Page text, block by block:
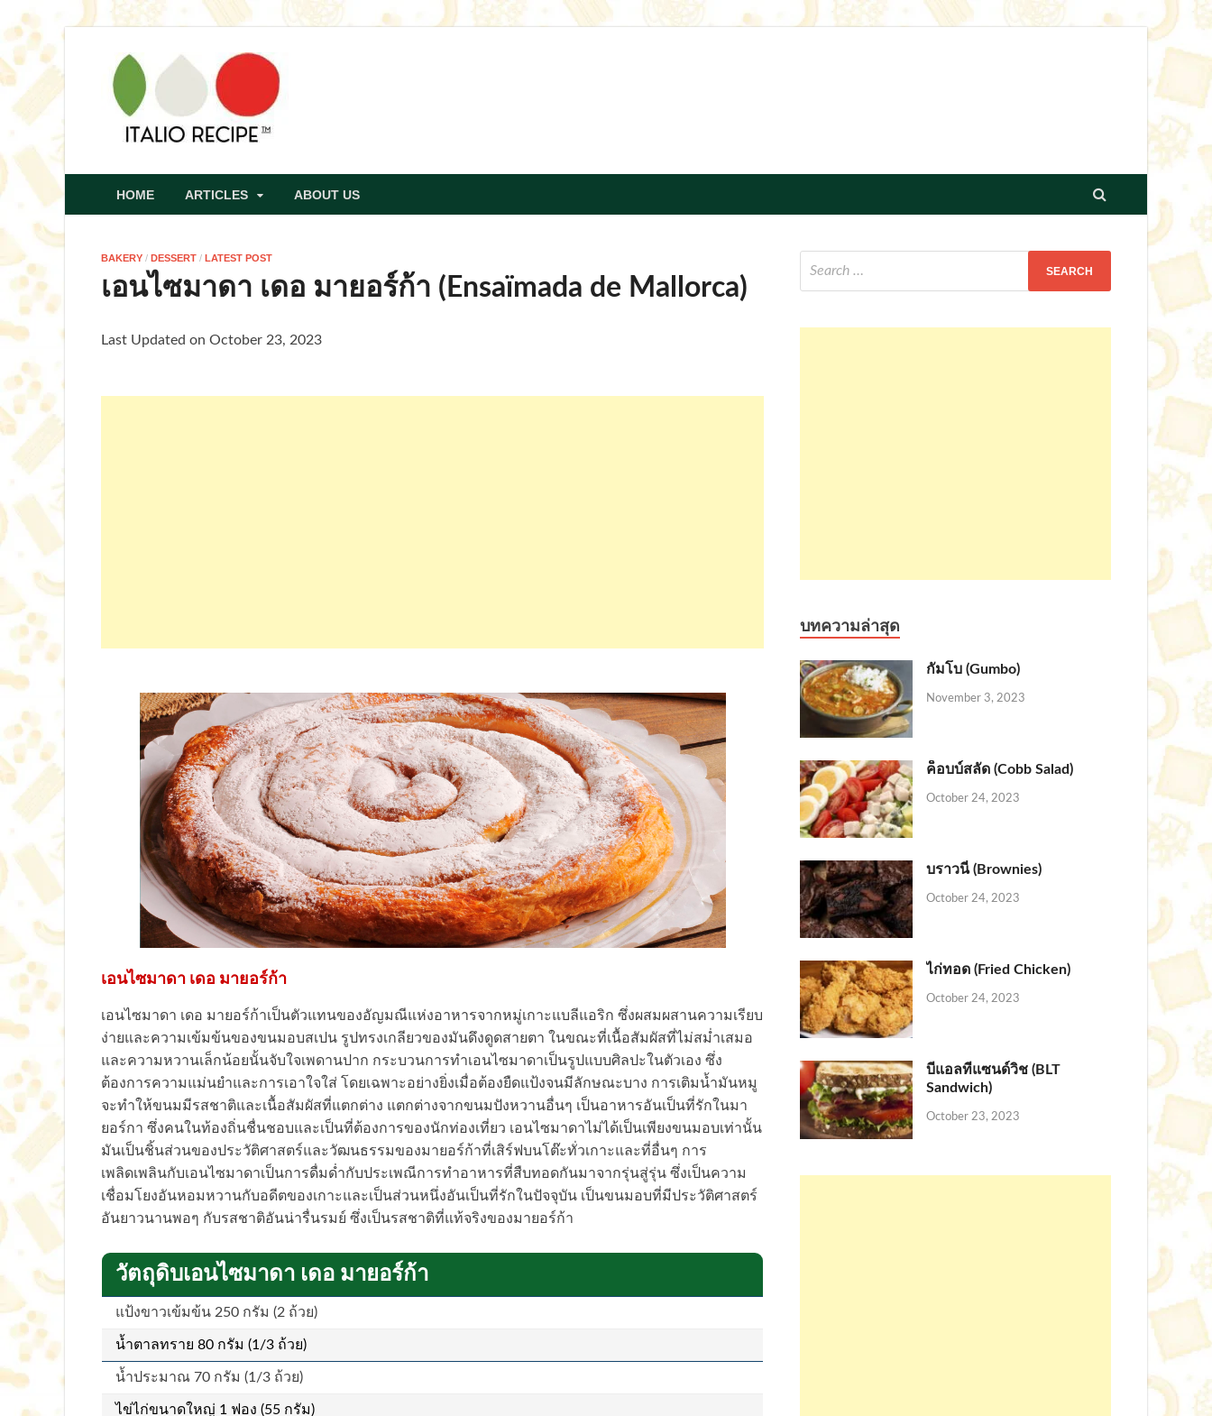
HOME ARTICLES ABOUT US
BAKERY / DESSERT / LATEST POST
เอนไซมาดา เดอ มายอร์ก้า (Ensaïmada de Mallorca)
Last Updated on October 23, 2023
เอนไซมาดา เดอ มายอร์ก้า
เอนไซมาดา เดอ มายอร์ก้าเป็นตัวแทนของอัญมณีแห่งอาหารจากหมู่เกาะแบลีแอริก ซึ่งผสมผสานความเรียบ
ง่ายและความเข้มข้นของขนมอบสเปน รูปทรงเกลียวของมันดึงดูดสายตา ในขณะที่เนื้อสัมผัสที่ไม่สม่ำเสมอ
และความหวานเล็กน้อยนั้นจับใจเพดานปาก กระบวนการทำเอนไซมาดาเป็นรูปแบบศิลปะในตัวเอง ซึ่ง
ต้องการความแม่นยำและการเอาใจใส่ โดยเฉพาะอย่างยิ่งเมื่อต้องยืดแป้งจนมีลักษณะบาง การเติมน้ำมันหมู
จะทำให้ขนมมีรสชาติและเนื้อสัมผัสที่แตกต่าง แตกต่างจากขนมปังหวานอื่นๆ เป็นอาหารอันเป็นที่รักในมา
ยอร์กา ซึ่งคนในท้องถิ่นชื่นชอบและเป็นที่ต้องการของนักท่องเที่ยว เอนไซมาดาไม่ได้เป็นเพียงขนมอบเท่านั้น
มันเป็นชิ้นส่วนของประวัติศาสตร์และวัฒนธรรมของมายอร์ก้าที่เสิร์ฟบนโต๊ะทั่วเกาะและที่อื่นๆ การ
เพลิดเพลินกับเอนไซมาดาเป็นการดื่มด่ำกับประเพณีการทำอาหารที่สืบทอดกันมาจากรุ่นสู่รุ่น ซึ่งเป็นความ
เชื่อมโยงอันหอมหวานกับอดีตของเกาะและเป็นส่วนหนึ่งอันเป็นที่รักในปัจจุบัน เป็นขนมอบที่มีประวัติศาสตร์
อันยาวนานพอๆ กับรสชาติอันน่ารื่นรมย์ ซึ่งเป็นรสชาติที่แท้จริงของมายอร์ก้า
วัตถุดิบเอนไซมาดา เดอ มายอร์ก้า
แป้งขาวเข้มข้น 250 กรัม (2 ถ้วย)
น้ำตาลทราย 80 กรัม (1/3 ถ้วย)
น้ำประมาณ 70 กรัม (1/3 ถ้วย)
ไข่ไก่ขนาดใหญ่ 1 ฟอง (55 กรัม)
บทความล่าสุด
กัมโบ (Gumbo)
November 3, 2023
ค็อบบ์สลัด (Cobb Salad)
October 24, 2023
บราวนี่ (Brownies)
October 24, 2023
ไก่ทอด (Fried Chicken)
October 24, 2023
บีแอลทีแซนด์วิช (BLT
Sandwich)
October 23, 2023